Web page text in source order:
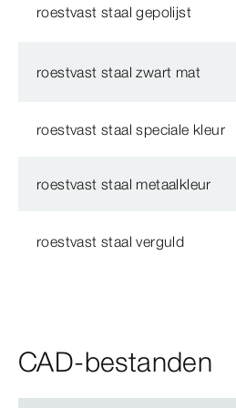
roestvast staal gepolijst
roestvast staal zwart mat
roestvast staal speciale kleur
roestvast staal metaalkleur
roestvast staal verguld
CAD-bestanden